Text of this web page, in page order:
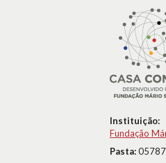
Instituição:
Fundação
Pasta: